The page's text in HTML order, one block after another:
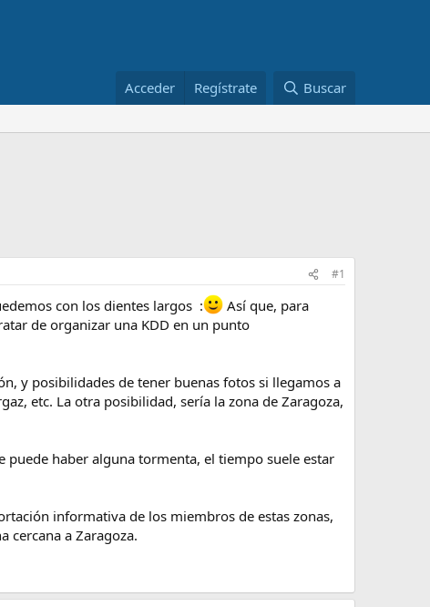
Acceder Regístrate Buscar
#1
con los dientes largos :
Así que, para
de organizar una KDD en un punto
y posibilidades de tener buenas fotos si llegamos a
etc. La otra posibilidad, sería la zona de Zaragoza,
puede haber alguna tormenta, el tiempo suele estar
informativa de los miembros de estas zonas,
cercana a Zaragoza.